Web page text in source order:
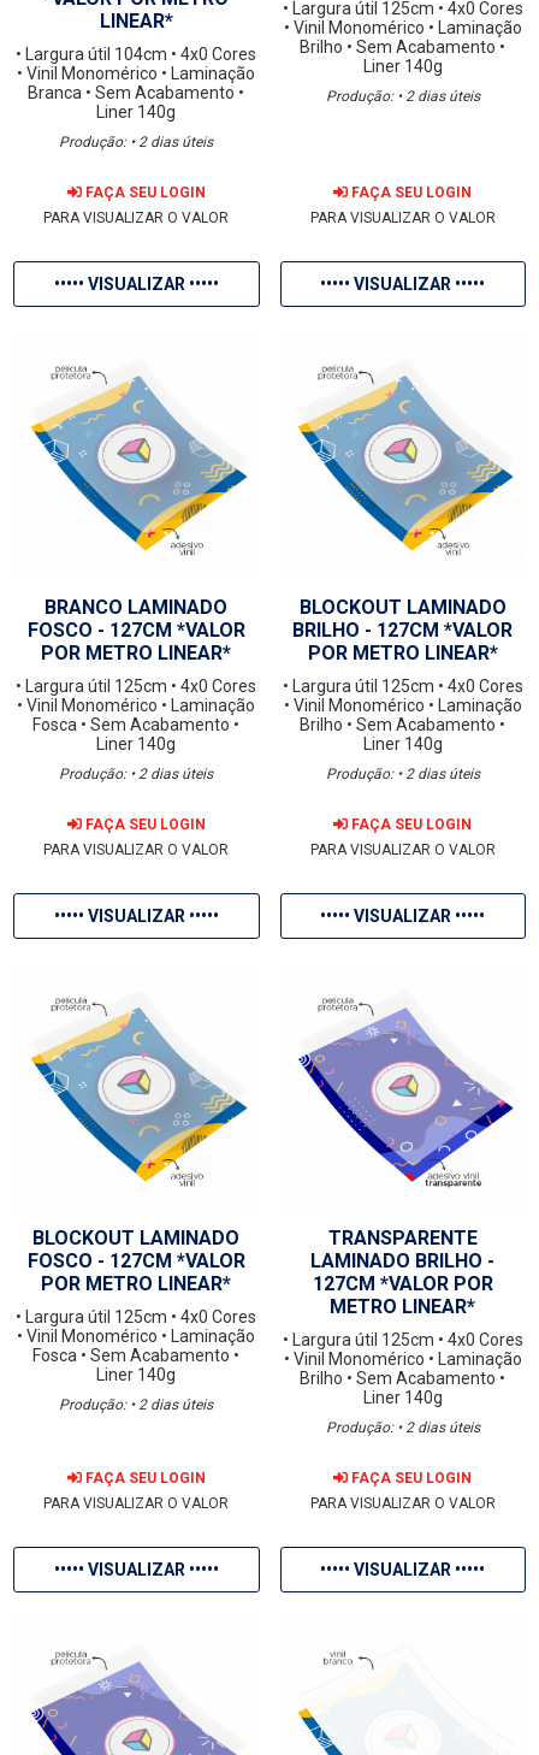
LINEAR*
• Largura útil 104cm • 4x0 Cores
• Vinil Monomérico • Laminação
Branca • Sem Acabamento •
Liner 140g
Produção: • 2 dias úteis
FAÇA SEU LOGIN
PARA VISUALIZAR O VALOR
••••• VISUALIZAR •••••
• Largura útil 125cm • 4x0 Cores
• Vinil Monomérico • Laminação
Brilho • Sem Acabamento •
Liner 140g
Produção: • 2 dias úteis
FAÇA SEU LOGIN
PARA VISUALIZAR O VALOR
••••• VISUALIZAR •••••
BRANCO LAMINADO
FOSCO - 127CM *VALOR
POR METRO LINEAR*
• Largura útil 125cm • 4x0 Cores
• Vinil Monomérico • Laminação
Fosca • Sem Acabamento •
Liner 140g
Produção: • 2 dias úteis
FAÇA SEU LOGIN
PARA VISUALIZAR O VALOR
••••• VISUALIZAR •••••
BLOCKOUT LAMINADO
BRILHO - 127CM *VALOR
POR METRO LINEAR*
• Largura útil 125cm • 4x0 Cores
• Vinil Monomérico • Laminação
Brilho • Sem Acabamento •
Liner 140g
Produção: • 2 dias úteis
FAÇA SEU LOGIN
PARA VISUALIZAR O VALOR
••••• VISUALIZAR •••••
BLOCKOUT LAMINADO
FOSCO - 127CM *VALOR
POR METRO LINEAR*
• Largura útil 125cm • 4x0 Cores
• Vinil Monomérico • Laminação
Fosca • Sem Acabamento •
Liner 140g
Produção: • 2 dias úteis
FAÇA SEU LOGIN
PARA VISUALIZAR O VALOR
••••• VISUALIZAR •••••
TRANSPARENTE
LAMINADO BRILHO -
127CM *VALOR POR
METRO LINEAR*
• Largura útil 125cm • 4x0 Cores
• Vinil Monomérico • Laminação
Brilho • Sem Acabamento •
Liner 140g
Produção: • 2 dias úteis
FAÇA SEU LOGIN
PARA VISUALIZAR O VALOR
••••• VISUALIZAR •••••